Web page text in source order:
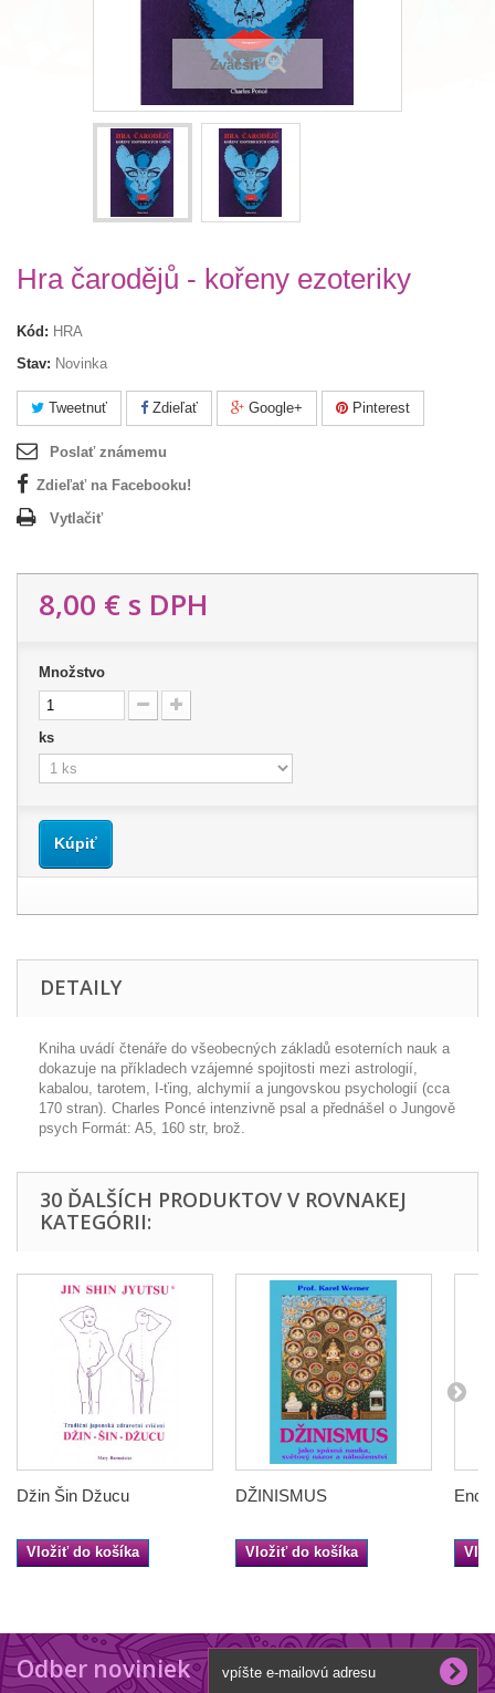
Zväčšiť
Hra čarodějů - kořeny ezoteriky
Kód: HRA
Stav: Novinka
Tweetnuť Zdieľať Google+ Pinterest
Poslať známemu
Zdieľať na Facebooku!
Vytlačiť
8,00 € s DPH
Množstvo
ks
Kúpiť
DETAILY
Kniha uvádí čtenáře do všeobecných základů esoterních nauk a
dokazuje na příkladech vzájemné spojitosti mezi astrologií,
kabalou, tarotem, I-ťing, alchymií a jungovskou psychologií (cca
170 stran). Charles Poncé intenzivně psal a přednášel o Jungově
psych Formát: A5, 160 str, brož.
30 ĎALŠÍCH PRODUKTOV V ROVNAKEJ
KATEGÓRII:
Džin Šin Džucu
Vložiť do košíka
DŽINISMUS
Vložiť do košíka
Odber noviniek